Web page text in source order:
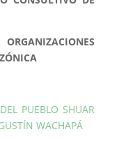
PUEBLO SHUAR
WACHAPÁ